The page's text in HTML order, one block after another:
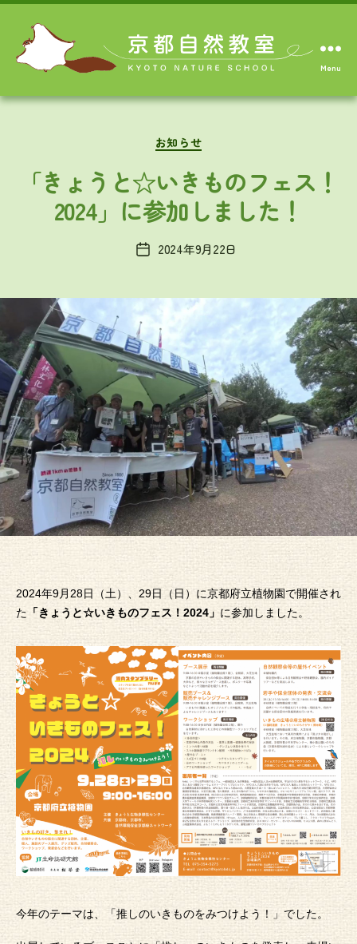
Menu
Categories
お知らせ
「きょうと☆いきものフェス！
2024」に参加しました！
Post2024年9月22日
2024年9月28日（土）、29日（日）に京都府立植物園で開催され
た 「きょうと☆いきものフェス！2024」に参加しました。
今年のテーマは、「推しのいきものをみつけよう！」でした。